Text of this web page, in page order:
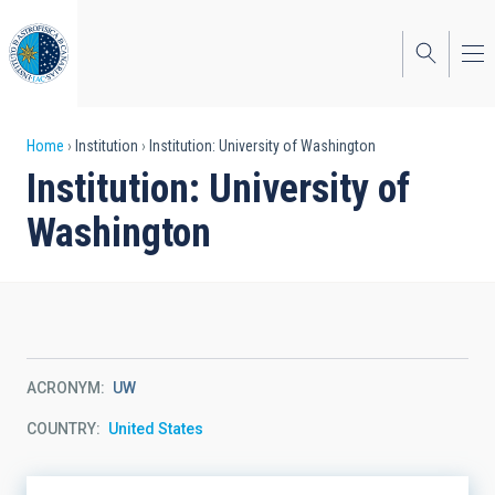
to
main
content
Breadcrumb
Home Institution Institution: University of Washington
Institution: University of
Washington
ACRONYM UW
COUNTRY United States